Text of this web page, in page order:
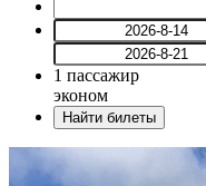
1 пассажир
эконом
Найти билеты